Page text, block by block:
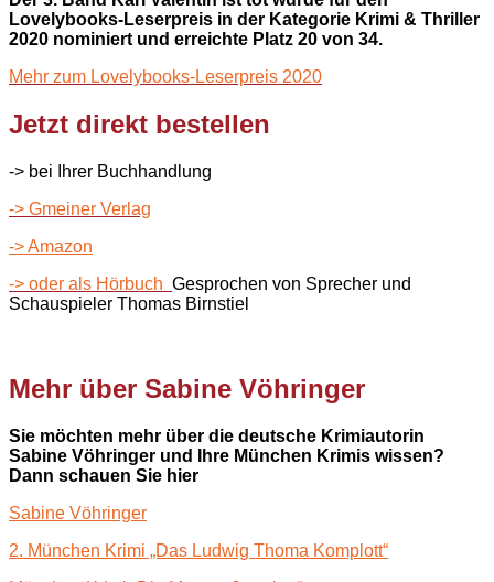
Lovelybooks-Leserpreis in der Kategorie Krimi & Thriller
2020 nominiert und erreichte Platz 20 von 34.
Mehr zum Lovelybooks-Leserpreis 2020
Jetzt direkt bestellen
-> bei Ihrer Buchhandlung
-> Gmeiner Verlag
-> Amazon
-> oder als Hörbuch Gesprochen von Sprecher und
Schauspieler Thomas Birnstiel
Mehr über Sabine Vöhringer
Sie möchten mehr über die deutsche Krimiautorin
Sabine Vöhringer und Ihre München Krimis wissen?
Dann schauen Sie hier
Sabine Vöhringer
2. München Krimi „Das Ludwig Thoma Komplott“